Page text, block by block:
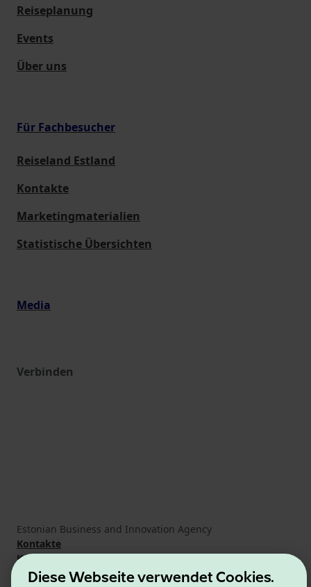
Diese Webseite verwendet Cookies.
Reiseplanung
Events
Über uns
Für Fachbesucher
Reiseland Estland
Kontakte
Marketingmaterialien
Statistische Übersichten
Media
Verbinden
Estonian Business and Innovation Agency
Kontakte
Kooperationspartner
Nutzungsbedingungen